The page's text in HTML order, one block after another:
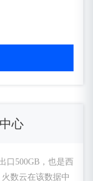
心
口500GB，也是西
数云在该数据中